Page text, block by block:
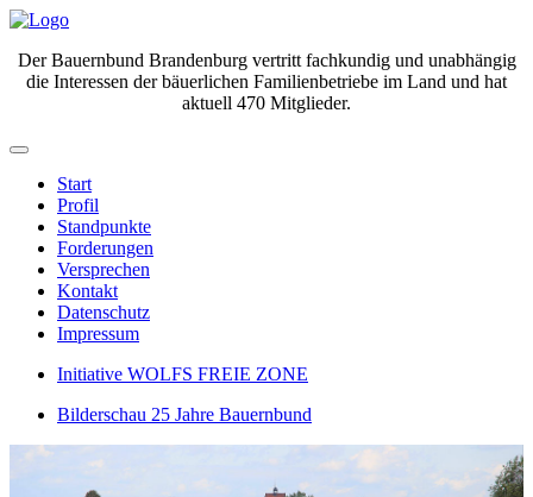
Der Bauernbund Brandenburg vertritt fachkundig und unabhängig
die Interessen der bäuerlichen Familienbetriebe im Land und hat
aktuell 470 Mitglieder.
Start
Profil
Standpunkte
Forderungen
Versprechen
Kontakt
Datenschutz
Impressum
Initiative WOLFS FREIE ZONE
Bilderschau 25 Jahre Bauernbund